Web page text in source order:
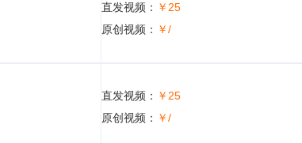
直发视频： ￥25
原创视频： ￥/
直发视频： ￥25
原创视频： ￥/